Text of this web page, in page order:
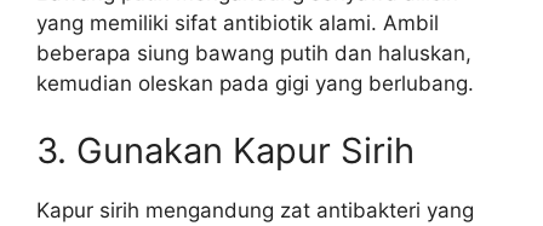
yang memiliki sifat antibiotik alami. Ambil
beberapa siung bawang putih dan haluskan,
kemudian oleskan pada gigi yang berlubang.
3. Gunakan Kapur Sirih
Kapur sirih mengandung zat antibakteri yang